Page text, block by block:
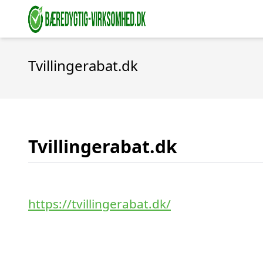
Tvillingerabat.dk
Tvillingerabat.dk
https://tvillingerabat.dk/